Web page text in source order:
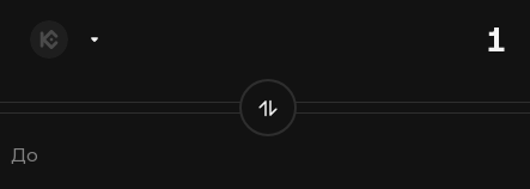
До